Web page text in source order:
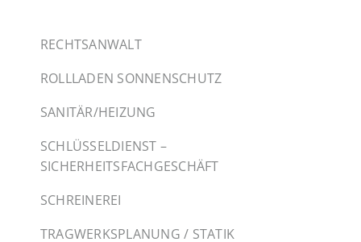
RECHTSANWALT
ROLLLADEN SONNENSCHUTZ
SANITÄR/HEIZUNG
SCHLÜSSELDIENST –
SICHERHEITSFACHGESCHÄFT
SCHREINEREI
TRAGWERKSPLANUNG / STATIK